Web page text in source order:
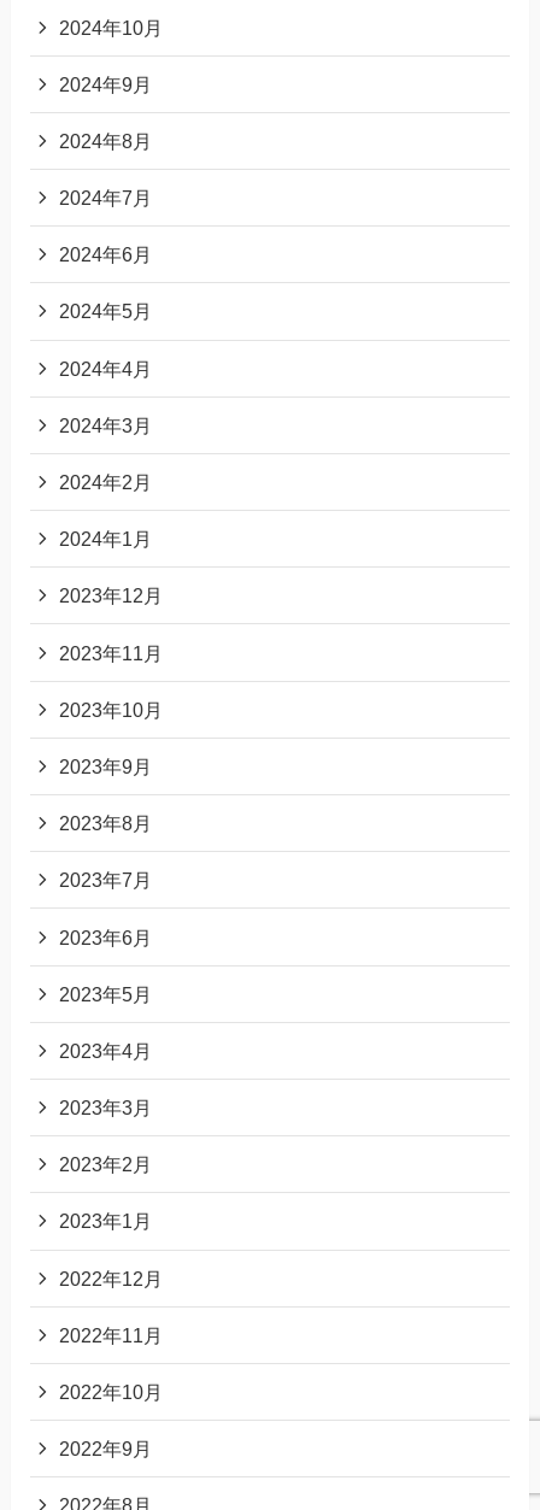
2024年10月
2024年9月
2024年8月
2024年7月
2024年6月
2024年5月
2024年4月
2024年3月
2024年2月
2024年1月
2023年12月
2023年11月
2023年10月
2023年9月
2023年8月
2023年7月
2023年6月
2023年5月
2023年4月
2023年3月
2023年2月
2023年1月
2022年12月
2022年11月
2022年10月
2022年9月
2022年8月